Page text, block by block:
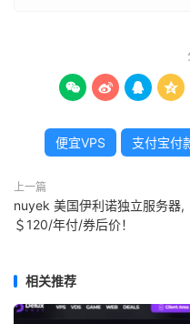
   
便宜VPS 支付宝付
上一篇
nuyek 美国伊利诺独立服务器,
＄120/年付/券后价！
相关推荐